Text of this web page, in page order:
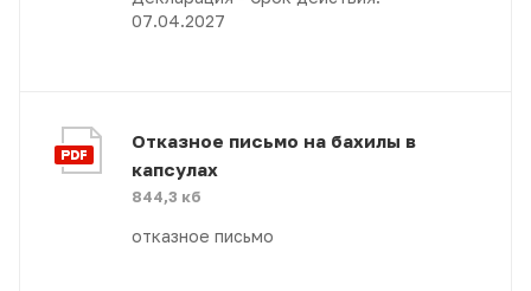
07.04.2027
Отказное письмо на бахилы в
капсулах
844,3 кб
отказное письмо